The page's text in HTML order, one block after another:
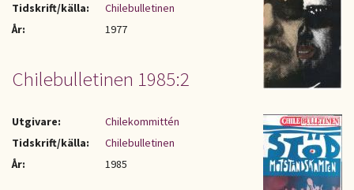
Tidskrift/källa:
Chilebulletinen
År:
1977
Chilebulletinen 1985:2
Utgivare:
Chilekommittén
Tidskrift/källa:
Chilebulletinen
År:
1985